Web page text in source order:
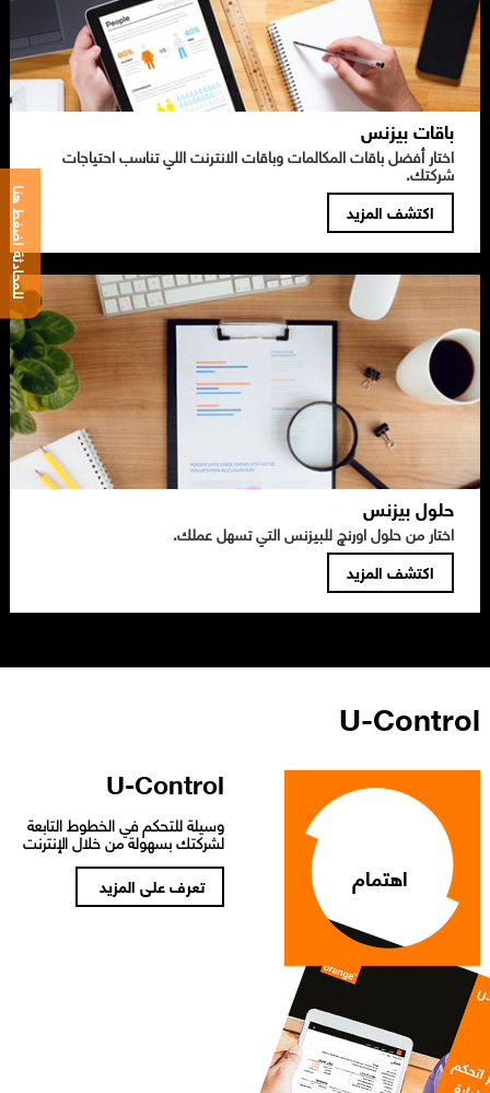
باقات بيزنس
اختار أفضل باقات المكالمات وباقات الانترنت اللي تناسب احتياجات
شركتك.
حلول بيزنس​
اختار من حلول اورنچ للبيزنس التي تسهل عملك.
U-Control
اهتمام
U-Control
وسيلة للتحكم في الخطوط التابعة
لشركتك بسهولة من خلال الإنترنت
للمحادثة اضغط هنا